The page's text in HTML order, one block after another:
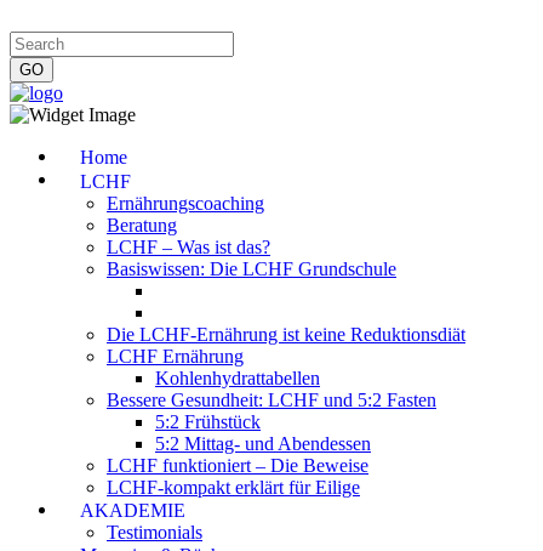
Home
LCHF
Ernährungscoaching
Beratung
LCHF – Was ist das?
Basiswissen: Die LCHF Grundschule
Die LCHF-Ernährung ist keine Reduktionsdiät
LCHF Ernährung
Kohlenhydrattabellen
Bessere Gesundheit: LCHF und 5:2 Fasten
5:2 Frühstück
5:2 Mittag- und Abendessen
LCHF funktioniert – Die Beweise
LCHF-kompakt erklärt für Eilige
AKADEMIE
Testimonials